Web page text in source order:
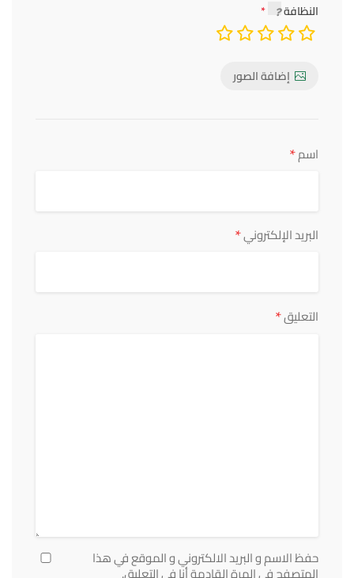
النظافة
إضافة الصور
اسم*
البريد الإلكتروني*
التعليق*
حفظ الاسم و البريد الالكتروني و الموقع في هذا